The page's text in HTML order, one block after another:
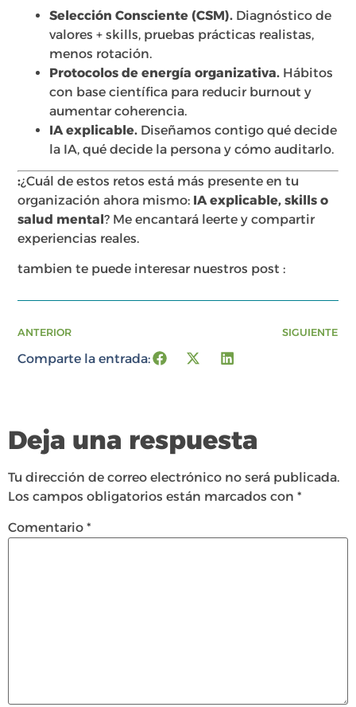
Selección Consciente (CSM). Diagnóstico de
valores + skills, pruebas prácticas realistas,
menos rotación.
Protocolos de energía organizativa. Hábitos
con base científica para reducir burnout y
aumentar coherencia.
IA explicable. Diseñamos contigo qué decide
la IA, qué decide la persona y cómo auditarlo.
:¿Cuál de estos retos está más presente en tu
organización ahora mismo: IA explicable, skills o
salud mental? Me encantará leerte y compartir
experiencias reales.
tambien te puede interesar nuestros post :
ANTERIOR SIGUIENTE
Comparte la entrada:
Deja una respuesta
Tu dirección de correo electrónico no será publicada.
Los campos obligatorios están marcados con *
Comentario *